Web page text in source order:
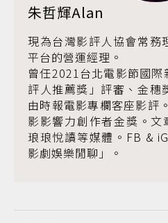
朱哲輝Alan
現為台灣影評人協會常務
平台的營運經理。
曾任2021台北電影節國
評人推薦獎」評審、金穗
由時報電影專欄客座影評
影影響力創作者金獎。
琅琅悅讀等媒體。FB &
影劇娛樂閒聊」。